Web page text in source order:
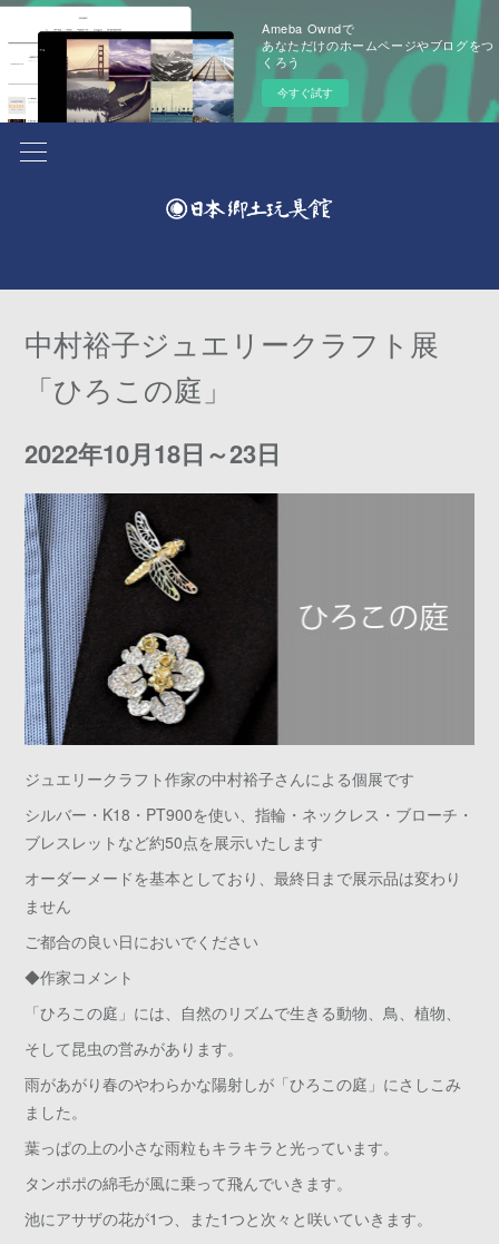
Ameba Owndで
あなただけのホームページやブログをつ
くろう
今すぐ試す
中村裕子ジュエリークラフト展
「ひろこの庭」
2022年10月18日～23日
ジュエリークラフト作家の中村裕子さんによる個展です
シルバー・K18・PT900を使い、指輪・ネックレス・ブローチ・
ブレスレットなど約50点を展示いたします
オーダーメードを基本としており、最終日まで展示品は変わり
ません
ご都合の良い日においでください
◆作家コメント
「ひろこの庭」には、自然のリズムで生きる動物、鳥、植物、
そして昆虫の営みがあります。
雨があがり春のやわらかな陽射しが「ひろこの庭」にさしこみ
ました。
葉っぱの上の小さな雨粒もキラキラと光っています。
タンポポの綿毛が風に乗って飛んでいきます。
池にアサザの花が1つ、また1つと次々と咲いていきます。